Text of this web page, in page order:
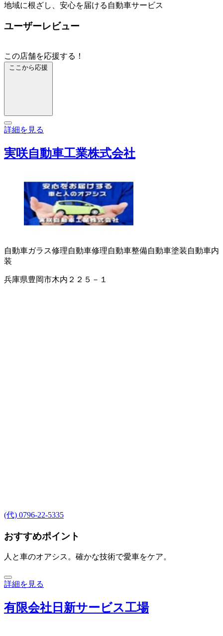
地域に根ざし、安心を届ける自動車サービス
ユーザーレビュー
この店舗を応援する！
ここから応援
詳細を見る
実咲自動車工業株式会社
自動車ガラス修理自動車修理自動車整備自動車塗装自動車内
装
兵庫県豊岡市木内２２５－１
(代) 0796-22-5335
おすすめポイント
人と車のオアシス。確かな技術で愛車をケア。
詳細を見る
有限会社日新サービス工場